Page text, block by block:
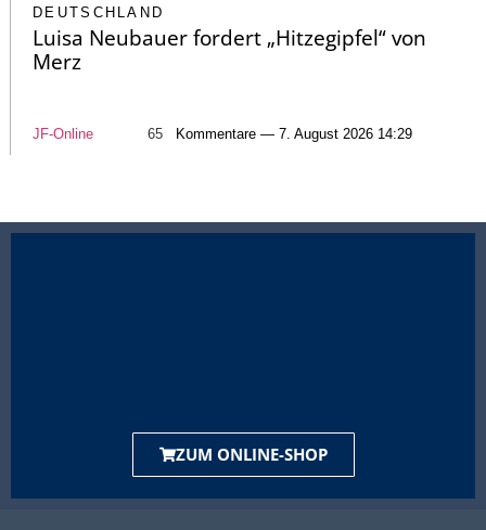
DEUTSCHLAND
Luisa Neubauer fordert „Hitzegipfel“ von
Merz
JF-Online 65 Kommentare — 7. August 2026 14:29
ZUM ONLINE-SHOP